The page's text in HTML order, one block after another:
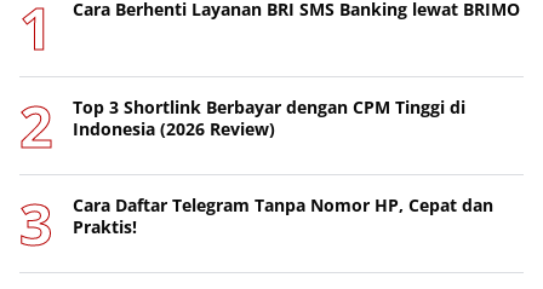
Cara Berhenti Layanan BRI SMS Banking lewat BRIMO
Top 3 Shortlink Berbayar dengan CPM Tinggi di
Indonesia (2026 Review)
Cara Daftar Telegram Tanpa Nomor HP, Cepat dan
Praktis!